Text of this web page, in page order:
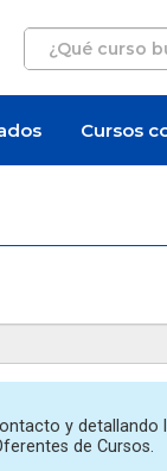
Cursos
y detallando
de Cursos.